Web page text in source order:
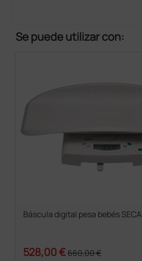
Se puede utilizar con:
Báscula digital pesa bebés
528,00 €660,00 €